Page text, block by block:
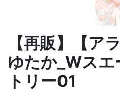
【再販】【ア
ゆたか_Wス
トリー01